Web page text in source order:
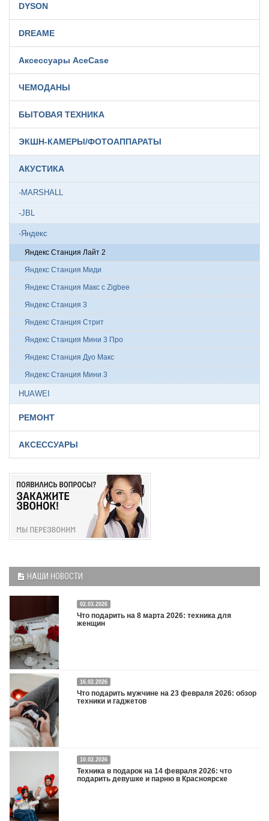
DYSON
DREAME
Аксессуары AceCase
ЧЕМОДАНЫ
БЫТОВАЯ ТЕХНИКА
ЭКШН-КАМЕРЫ/ФОТОАППАРАТЫ
АКУСТИКА
-MARSHALL
-JBL
-Яндекс
Яндекс Станция Лайт 2
Яндекс Станция Миди
Яндекс Станция Макс с Zigbee
Яндекс Станция 3
Яндекс Станция Стрит
Яндекс Станция Мини 3 Про
Яндекс Станция Дуо Макс
Яндекс Станция Мини 3
HUAWEI
РЕМОНТ
АКСЕССУАРЫ
НАШИ НОВОСТИ
02.03.2026
Что подарить на 8 марта 2026: техника для
женщин
Что подарить на 8 марта 2026: техника для женщин
16.02.2026
Что подарить мужчине на 23 февраля 2026: обзор
техники и гаджетов
Двадцать третье февраля — праздник, на который мужчины делают вид, что им
все равно. А потом три дня рассказывают коллегам, какую колонку / приставку /
камеру им подарили. Не верьте словам — верьте глазам, которые загораются
при виде новой коробки.
10.02.2026
Техника в подарок на 14 февраля 2026: что
подарить девушке и парню в Красноярске